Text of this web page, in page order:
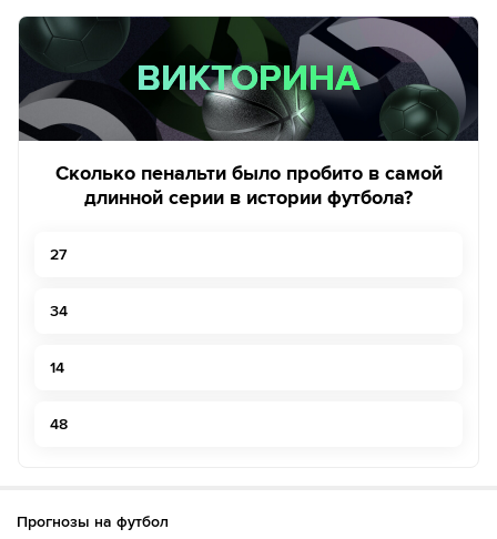
ВИКТОРИНА
ВИКТОРИНА
Сколько пенальти было пробито в самой
длинной серии в истории футбола?
27
34
14
48
Прогнозы на футбол